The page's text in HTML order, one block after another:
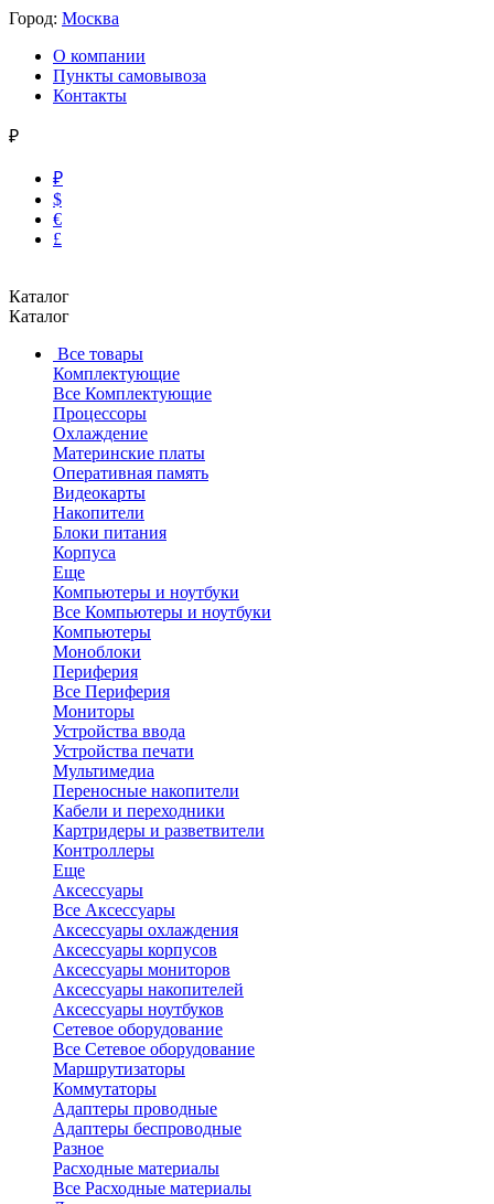
Город: Москва
О компании
Пункты самовывоза
Контакты
₽
₽
$
€
£
Каталог
Каталог
Все товары
Комплектующие
Все Комплектующие
Процессоры
Охлаждение
Материнские платы
Оперативная память
Видеокарты
Накопители
Блоки питания
Корпуса
Еще
Компьютеры и ноутбуки
Все Компьютеры и ноутбуки
Компьютеры
Моноблоки
Периферия
Все Периферия
Мониторы
Устройства ввода
Устройства печати
Мультимедиа
Переносные накопители
Кабели и переходники
Картридеры и разветвители
Контроллеры
Еще
Аксессуары
Все Аксессуары
Аксессуары охлаждения
Аксессуары корпусов
Аксессуары мониторов
Аксессуары накопителей
Аксессуары ноутбуков
Сетевое оборудование
Все Сетевое оборудование
Маршрутизаторы
Коммутаторы
Адаптеры проводные
Адаптеры беспроводные
Разное
Расходные материалы
Все Расходные материалы